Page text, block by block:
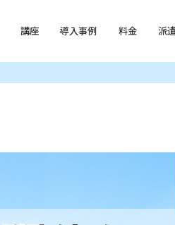
講座 導⼊事例 料⾦ 派